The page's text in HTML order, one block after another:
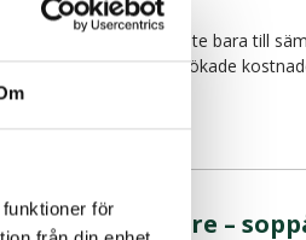
för
i hushållsavfallet leder inte bara till
kan också innebära ökade
slänger mindre –